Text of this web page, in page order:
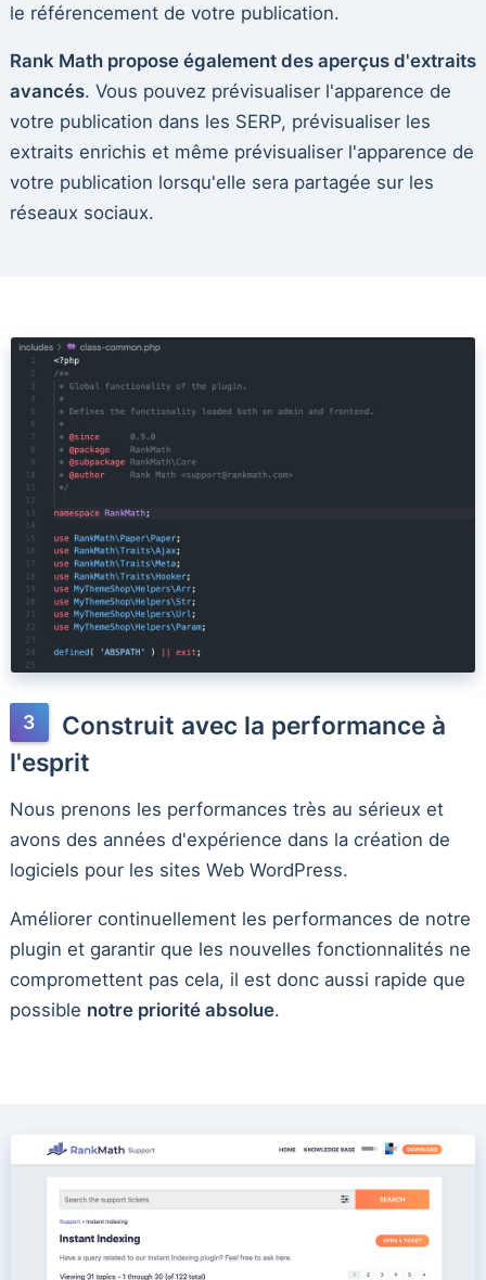
le référencement de votre publication.
Rank Math propose également des aperçus d'extraits
avancés. Vous pouvez prévisualiser l'apparence de
votre publication dans les SERP, prévisualiser les
extraits enrichis et même prévisualiser l'apparence de
votre publication lorsqu'elle sera partagée sur les
réseaux sociaux.
Construit avec la performance à
l'esprit
Nous prenons les performances très au sérieux et
avons des années d'expérience dans la création de
logiciels pour les sites Web WordPress.
Améliorer continuellement les performances de notre
plugin et garantir que les nouvelles fonctionnalités ne
compromettent pas cela, il est donc aussi rapide que
possible notre priorité absolue.